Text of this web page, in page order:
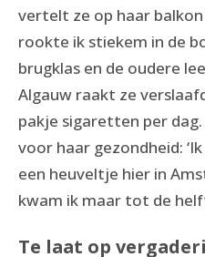
vertelt ze op haar
rookte ik stiekem in de
brugklas en de oudere
Algauw raakt ze
pakje sigaretten per
voor haar gezondheid:
een heuveltje hier in
kwam ik maar tot de
Te laat op